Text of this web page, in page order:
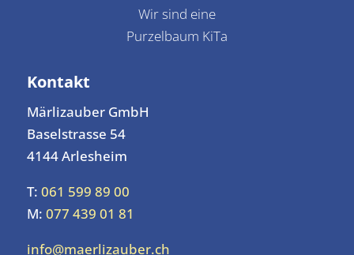
Wir sind eine
Purzelbaum KiTa
Kontakt
Märlizauber GmbH
Baselstrasse 54
4144 Arlesheim
T: 061 599 89 00
M: 077 439 01 81
info@maerlizauber.ch